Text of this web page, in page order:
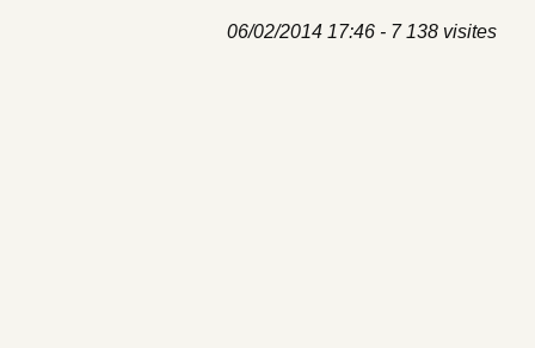
06/02/2014 17:46 - 7 138 visites